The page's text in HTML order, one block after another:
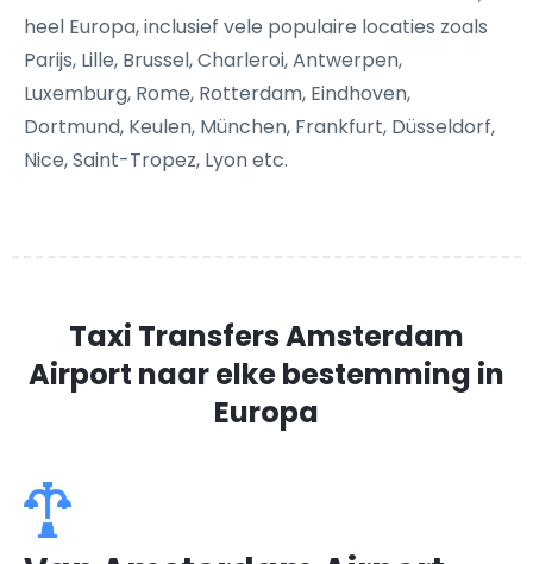
heel Europa, inclusief vele populaire locaties zoals
Parijs, Lille, Brussel, Charleroi, Antwerpen,
Luxemburg, Rome, Rotterdam, Eindhoven,
Dortmund, Keulen, München, Frankfurt, Düsseldorf,
Nice, Saint-Tropez, Lyon etc.
Taxi Transfers Amsterdam
Airport naar elke bestemming in
Europa